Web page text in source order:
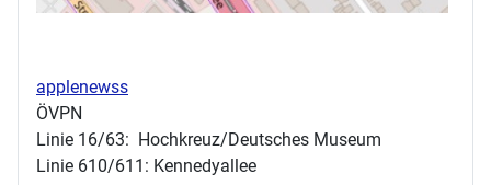
applenewss
ÖVPN
Linie 16/63: Hochkreuz/Deutsches Museum
Linie 610/611: Kennedyallee